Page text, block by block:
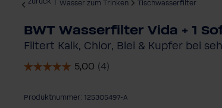
Wasser zum Trinken Tischwasserfilter
BWT Wasserfilter Vida + 1
Filtert Kalk, Chlor, Blei & Kupfer bei
Produktnummer: 125305497-A